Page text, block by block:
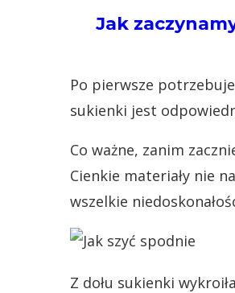
Jak
Po pierwsze
sukienki jest
Co ważne, zanim
Cienkie materiały nie
wszelkie
Z dołu sukienki